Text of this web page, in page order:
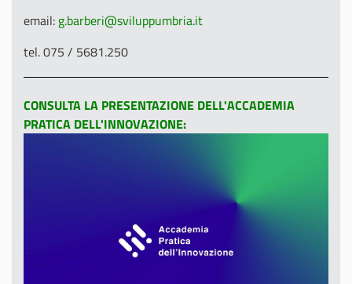
email: g.barberi@sviluppumbria.it
tel. 075 / 5681.250
CONSULTA LA PRESENTAZIONE DELL'ACCADEMIA
PRATICA DELL'INNOVAZIONE: